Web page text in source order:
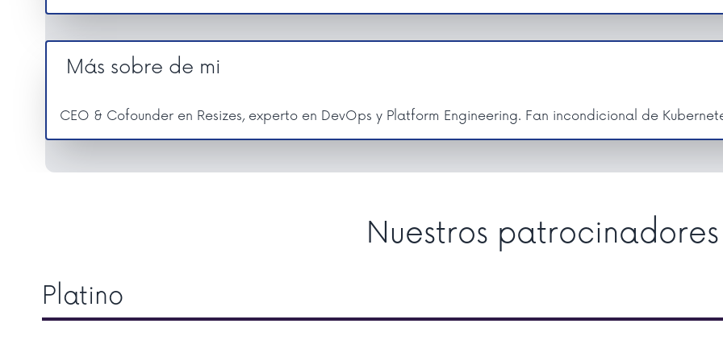
Más sobre de mi
CEO & Cofounder en Resizes, experto en DevOps y Platform Engineering. Fan incondicional de
Nuestros patrocinadores
Platino